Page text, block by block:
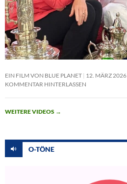
EIN FILM VON BLUE PLANET 12. MÄRZ 2026
KOMMENTAR HINTERLASSEN
WEITERE VIDEOS →
O-TÖNE